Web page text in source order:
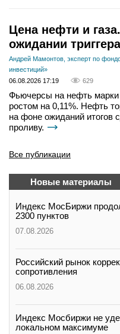
Цена нефти и
ожидании триггера
Андрей Мамонтов, эксперт по
инвестиций»
06.08.2026 17:19
629
Фьючерсы на нефть
ростом на 0,11%. Нефть
на фоне ожиданий итогов
проливу.
Все публикации
Новые материалы
Индекс МосБиржи
2300 пунктов
07.08.2026
Российский рынок
сопротивления
06.08.2026
Индекс Мосбиржи не
локальном максимуме